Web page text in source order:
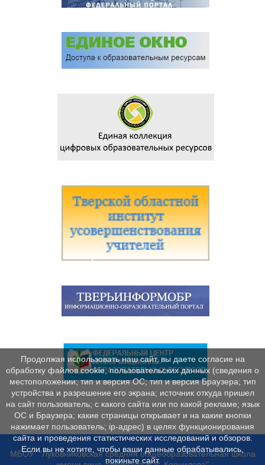
МБОУ "Луковниковская средняя общеобразовательная школа
Продолжая использовать наш сайт, вы даете согласие на
обработку файлов cookie, пользовательских данных (сведения о
местоположении; тип и версия ОС; тип и версия Браузера; тип
устройства и разрешение его экрана; источник откуда пришел
на сайт пользователь; с какого сайта или по какой рекламе; язык
ОС и Браузера; какие страницы открывает и на какие кнопки
нажимает пользователь; ip-адрес) в целях функционирования
сайта и проведения статистических исследований и обзоров.
Если вы не хотите, чтобы ваши данные обрабатывались,
покиньте сайт.